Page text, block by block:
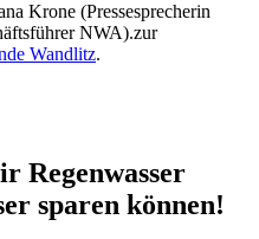
Krone (Pressesprecherin
NWA).zur
Wandlitz.
Regenwasser
sparen können!